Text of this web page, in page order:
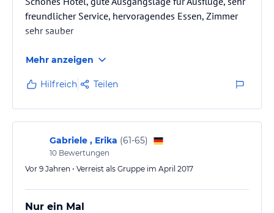
freundlicher Service, hervoragendes Essen, Zimmer
sehr sauber
Mehr anzeigen
Hilfreich Teilen
Gabriele , Erika (61-65)
10 Bewertungen
Vor 9 Jahren • Verreist als Gruppe im April 2017
Nur ein Mal